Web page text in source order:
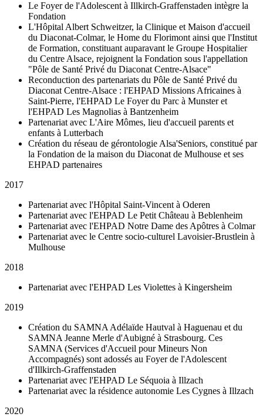
Le Foyer de l'Adolescent à Illkirch-Graffenstaden intègre la
Fondation
L'Hôpital Albert Schweitzer, la Clinique et Maison d'accueil
du Diaconat-Colmar, le Home du Florimont ainsi que l'Institut
de Formation, constituant auparavant le Groupe Hospitalier
du Centre Alsace, rejoignent la Fondation sous l'appellation
"Pôle de Santé Privé du Diaconat Centre-Alsace"
Reconduction des partenariats du Pôle de Santé Privé du
Diaconat Centre-Alsace : l'EHPAD Missions Africaines à
Saint-Pierre, l'EHPAD Le Foyer du Parc à Munster et
l'EHPAD Les Magnolias à Bantzenheim
Partenariat avec L'Aire Mômes, lieu d'accueil parents et
enfants à Lutterbach
Création du réseau de gérontologie Alsa'Seniors, constitué par
la Fondation de la maison du Diaconat de Mulhouse et ses
EHPAD partenaires
2017
Partenariat avec l'Hôpital Saint-Vincent à Oderen
Partenariat avec l'EHPAD Le Petit Château à Beblenheim
Partenariat avec l'EHPAD Notre Dame des Apôtres à Colmar
Partenariat avec le Centre socio-culturel Lavoisier-Brustlein à
Mulhouse
2018
Partenariat avec l'EHPAD Les Violettes à Kingersheim
2019
Création du SAMNA Adélaïde Hautval à Haguenau et du
SAMNA Jeanne Merle d'Aubigné à Strasbourg. Ces
SAMNA (Services d'Accueil pour Mineurs Non
Accompagnés) sont adossés au Foyer de l'Adolescent
d'Illkirch-Graffenstaden
Partenariat avec l'EHPAD Le Séquoia à Illzach
Partenariat avec la résidence autonomie Les Cygnes à Illzach
2020